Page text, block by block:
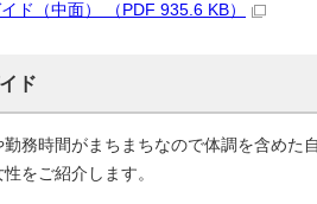
ド（中面） （PDF 935.6 KB）
ド
務時間がまちまちなので体調を含めた
をご紹介します。